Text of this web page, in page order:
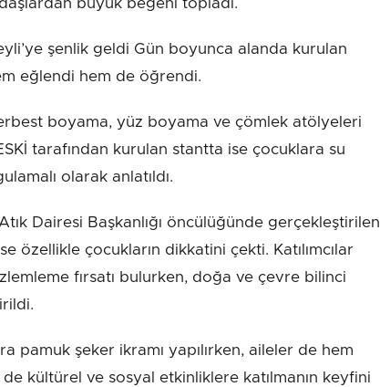
büyük beğeni topladı.
şenlik geldi Gün boyunca alanda kurulan
eğlendi hem de öğrendi.
boyama, yüz boyama ve çömlek atölyeleri
tarafından kurulan stantta ise çocuklara su
olarak anlatıldı.
Dairesi Başkanlığı öncülüğünde gerçekleştirilen
özellikle çocukların dikkatini çekti. Katılımcılar
fırsatı bulurken, doğa ve çevre bilinci
pamuk şeker ikramı yapılırken, aileler de hem
de kültürel ve sosyal etkinliklere katılmanın keyfini